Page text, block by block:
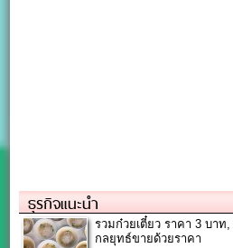
ธุรกิจแนะนำ
รวมก๋วยเตี๋ยว ราคา 3 บา
กลยุทธ์ขายด้วยราคา